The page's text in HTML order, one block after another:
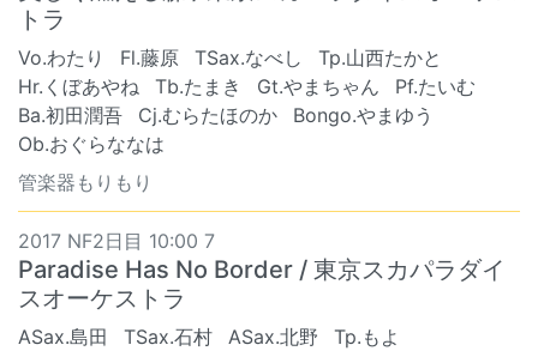
トラ
Vo.わたり Fl.藤原 TSax.なべし
Tp.山西たかと
Hr.くぼあやね
Tb.たまき Gt.やまちゃん
Pf.たいむ
Ba.初田潤吾
Cj.むらたほのか
Bongo.やまゆう
Ob.おぐらななは
管楽器もりもり
2017 NF2日目 10:00 7
Paradise Has No Border / 東京スカパラダイ
スオーケストラ
ASax.島田 TSax.石村 ASax.北野
Tp.もよ